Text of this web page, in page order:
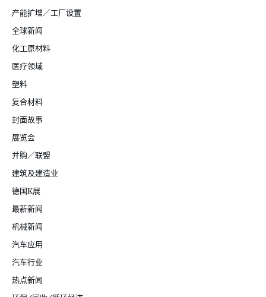
产能扩增／工厂设置
全球新闻
化工原材料
医疗领域
塑料
复合材料
封面故事
展览会
并购／联盟
建筑及建造业
德国K展
最新新闻
机械新闻
汽车应用
汽车行业
热点新闻